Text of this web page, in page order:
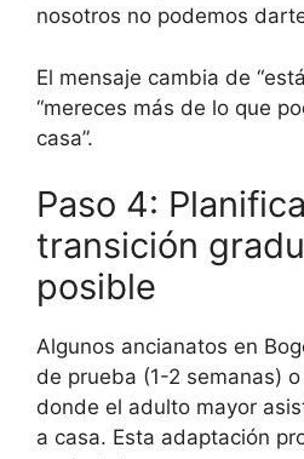
nosotros no podemos
El mensaje cambia de
“mereces más de lo que
casa”.
Paso 4:
transición
posible
Algunos ancianatos en
de prueba (1-2 semanas)
donde el adulto mayor
a casa. Esta adaptación